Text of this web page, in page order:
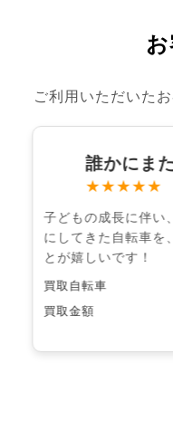
ご利用いただいた
誰かにま
★★★★★
子どもの成長に伴い
にしてきた自転車を
とが嬉しいです！
買取自転車
買取金額